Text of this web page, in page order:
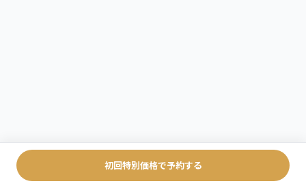
初回特別価格で予約する